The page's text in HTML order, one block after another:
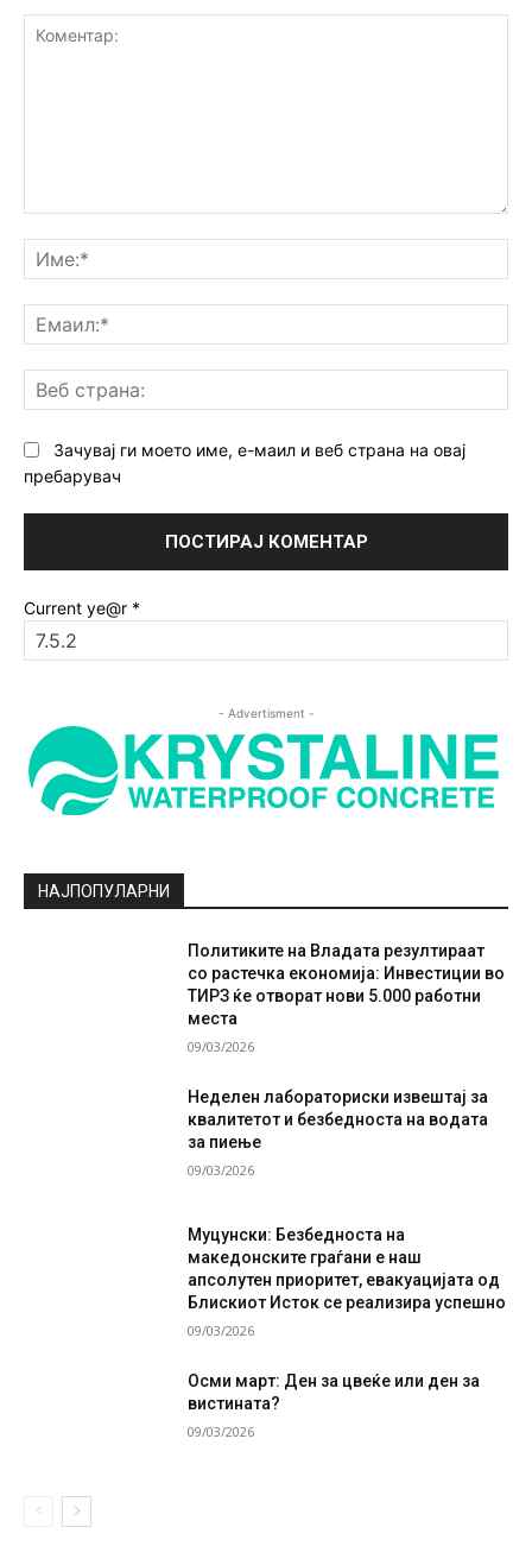
Зачувај ги моето име, е-маил и веб страна на овај
пребарувач
Current ye@r *
- Advertisment -
НАЈПОПУЛАРНИ
Политиките на Владата резултираат
со растечка економија: Инвестиции во
ТИРЗ ќе отворат нови 5.000 работни
места
09/03/2026
Неделен лабораториски извештај за
квалитетот и безбедноста на водата
за пиење
09/03/2026
Муцунски: Безбедноста на
македонските граѓани е наш
апсолутен приоритет, евакуацијата од
Блискиот Исток се реализира успешно
09/03/2026
Осми март: Ден за цвеќе или ден за
вистината?
09/03/2026